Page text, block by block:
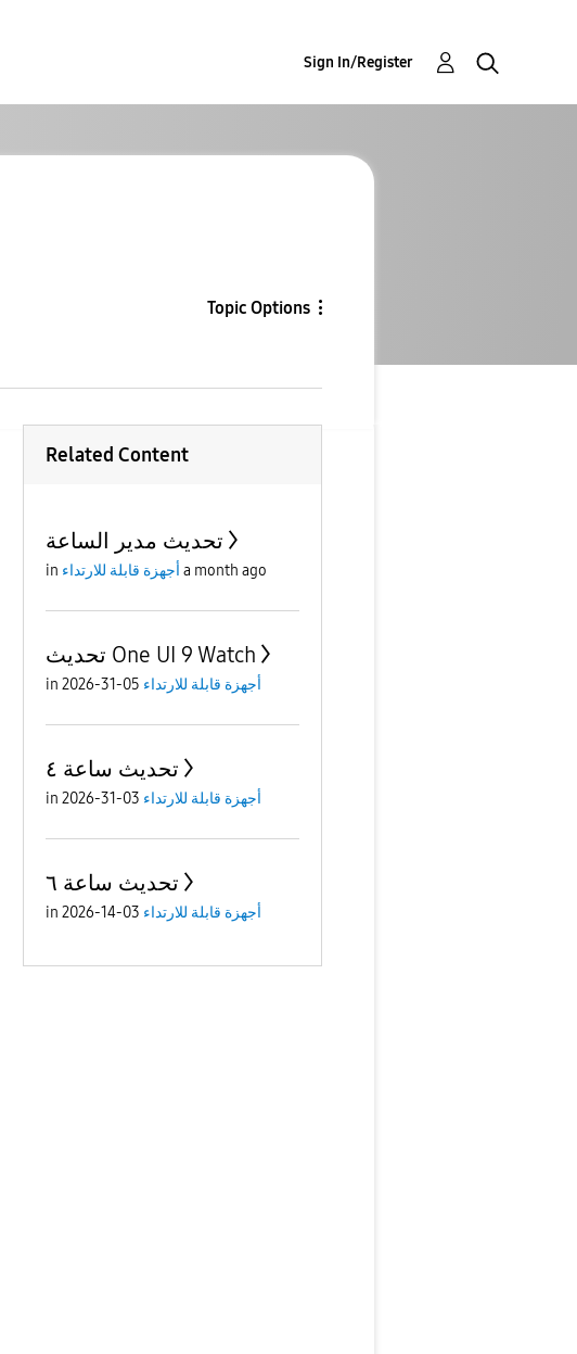
Sign In/Register
Topic Options
Related Content
تحديث مدير الساعة
in أجهزة قابلة للارتداء a month ago
تحديث One UI 9 Watch
in أجهزة قابلة للارتداء 05-31-2026
تحديث ساعة ٤
in أجهزة قابلة للارتداء 03-31-2026
تحديث ساعة ٦
in أجهزة قابلة للارتداء 03-14-2026